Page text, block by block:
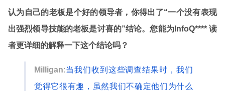
认为自己的老板是个好的领导者，你得出了“一个没有表现
出强烈领导技能的老板是讨喜的”结论。您能为InfoQ**** 读
者更详细的解释一下这个结论吗？
Milligan:当我们收到这些调查结果时，我们
觉得它很有趣，虽然我们不确定他们为什么